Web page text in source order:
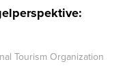
Tourism Organization